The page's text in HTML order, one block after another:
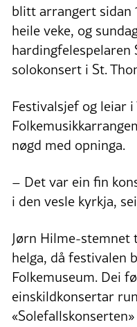
blitt arrangert sidan
heile veke, og
hardingfelespelaren
solokonsert i St.
Festivalsjef og leiar i
nøgd med opninga.
– Det var ein fin
i den vesle kyrkja,
Jørn Hilme-
helga, då festivalen
Folkemuseum. Dei
einskildkonsertar